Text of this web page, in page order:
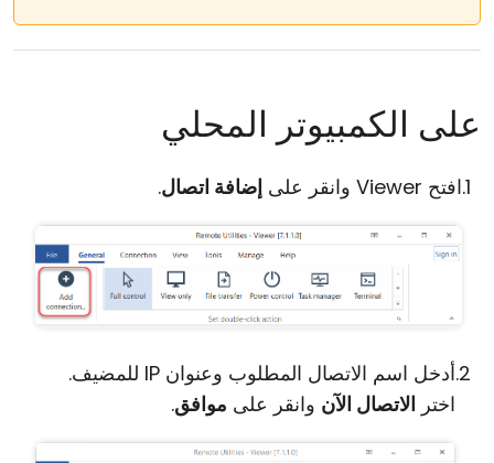
على الكمبيوتر المحلي
افتح Viewer وانقر على إضافة اتصال.
أدخل اسم الاتصال المطلوب وعنوان IP للمضيف.
اختر الاتصال الآن وانقر على موافق.